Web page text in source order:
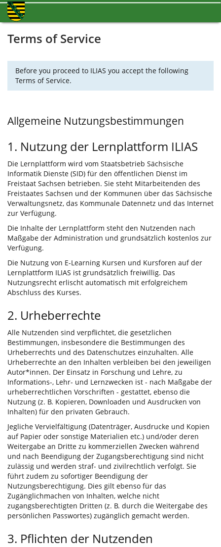
Terms of Service
Before you proceed to ILIAS you accept the following
Terms of Service.
Allgemeine Nutzungsbestimmungen
1. Nutzung der Lernplattform ILIAS
Die Lernplattform wird vom Staatsbetrieb Sächsische
Informatik Dienste (SID) für den öffentlichen Dienst im
Freistaat Sachsen betrieben. Sie steht Mitarbeitenden des
Freistaates Sachsen und der Kommunen über das Sächsische
Verwaltungsnetz, das Kommunale Datennetz und das Internet
zur Verfügung.
Die Inhalte der Lernplattform steht den Nutzenden nach
Maßgabe der Administration und grundsätzlich kostenlos zur
Verfügung.
Die Nutzung von E-Learning Kursen und Kursforen auf der
Lernplattform ILIAS ist grundsätzlich freiwillig. Das
Nutzungsrecht erlischt automatisch mit erfolgreichem
Abschluss des Kurses.
2. Urheberrechte
Alle Nutzenden sind verpflichtet, die gesetzlichen
Bestimmungen, insbesondere die Bestimmungen des
Urheberrechts und des Datenschutzes einzuhalten. Alle
Urheberrechte an den Inhalten verbleiben bei den jeweiligen
Autor*innen. Der Einsatz in Forschung und Lehre, zu
Informations-, Lehr- und Lernzwecken ist - nach Maßgabe der
urheberrechtlichen Vorschriften - gestattet, ebenso die
Nutzung (z. B. Kopieren, Downloaden und Ausdrucken von
Inhalten) für den privaten Gebrauch.
Jegliche Vervielfältigung (Datenträger, Ausdrucke und Kopien
auf Papier oder sonstige Materialien etc.) und/oder deren
Weitergabe an Dritte zu kommerziellen Zwecken während
und nach Beendigung der Zugangsberechtigung sind nicht
zulässig und werden straf- und zivilrechtlich verfolgt. Sie
führt zudem zu sofortiger Beendigung der
Nutzungsberechtigung. Dies gilt ebenso für das
Zugänglichmachen von Inhalten, welche nicht
zugangsberechtigten Dritten (z. B. durch die Weitergabe des
persönlichen Passwortes) zugänglich gemacht werden.
3. Pflichten der Nutzenden